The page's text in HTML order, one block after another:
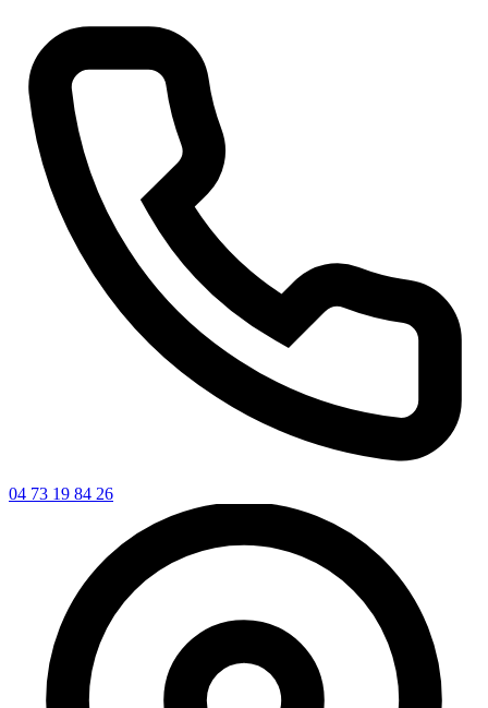
04 73 19 84 26